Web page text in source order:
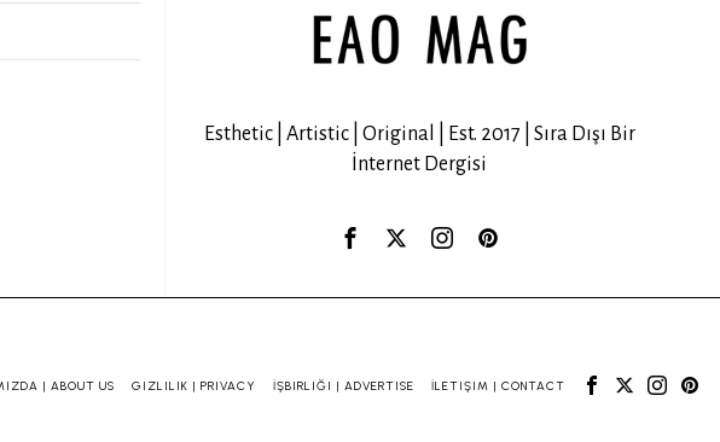
Esthetic | Artistic | Original | Est. 2017 | Sıra Dışı Bir
İnternet Dergisi
| ABOUT US GIZLILIK | PRIVACY İŞBIRLIĞI | ADVERTISE İLETIŞIM | CONTACT